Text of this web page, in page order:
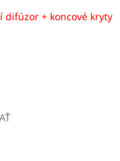
difúzor + koncové kryty